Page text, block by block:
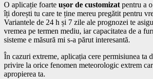
O aplicație foarte ușor de customizat pentru a
îți dorești tu care te ține mereu pregătit pentru
Variantele de 24 h și 7 zile ale prognozei te
vremea pe termen mediu, iar capacitatea de a
sisteme e măsură mi s-a părut interesantă.
În cazuri extreme, aplicația cere permisiunea ta
privire la orice fenomen meteorologic extrem
apropierea ta.